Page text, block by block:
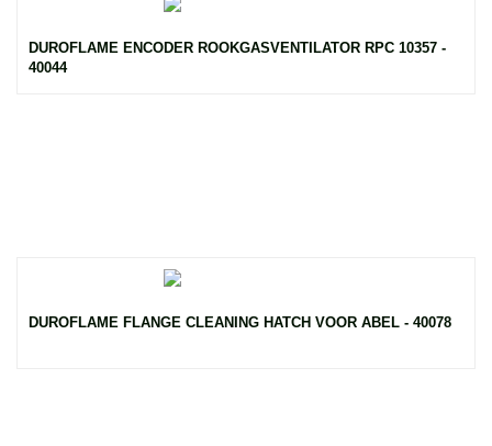
DUROFLAME ENCODER ROOKGASVENTILATOR RPC 10357 -
40044
DUROFLAME FLANGE CLEANING HATCH VOOR ABEL - 40078